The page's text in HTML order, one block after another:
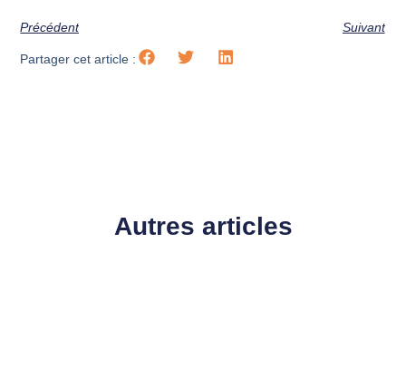
Précédent Suivant
Partager cet article :
Autres articles